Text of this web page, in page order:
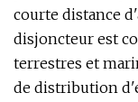
courte distance
disjoncteur est
terrestres et
de distribution